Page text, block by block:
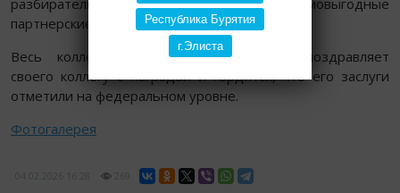
Республика Бурятия
г.Элиста
партнерские отношения.
Весь коллектив АО «Читаэнергосбыт» поздравляет
своего коллегу с наградой и гордится, что его заслуги
отметили на федеральном уровне.
Фотогалерея